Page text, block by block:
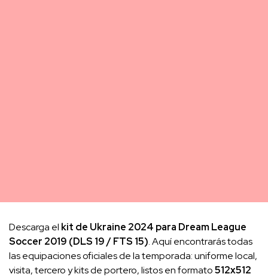
Descarga el kit de Ukraine 2024 para Dream League
Soccer 2019 (DLS 19 / FTS 15). Aquí encontrarás todas
las equipaciones oficiales de la temporada: uniforme local,
visita, tercero y kits de portero, listos en formato512x512